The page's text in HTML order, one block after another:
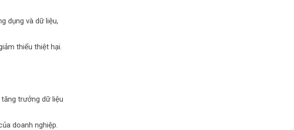
dụng và dữ liệu,
thiểu thiệt hại.
trưởng dữ liệu
doanh nghiệp.